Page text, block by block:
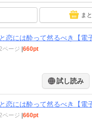
ま
恋には酔って然るべき【電
ページ 660pt
試し読み
恋には酔って然るべき【電
ページ 660pt